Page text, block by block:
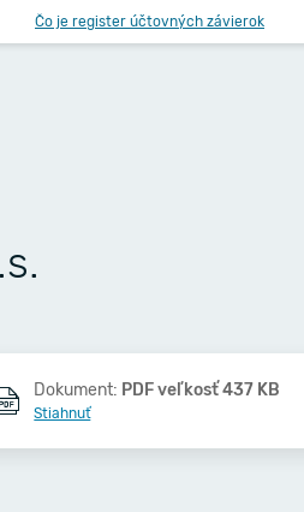
Čo je register účtovných závierok
Dokument: PDF veľkosť 437 KB
Stiahnuť